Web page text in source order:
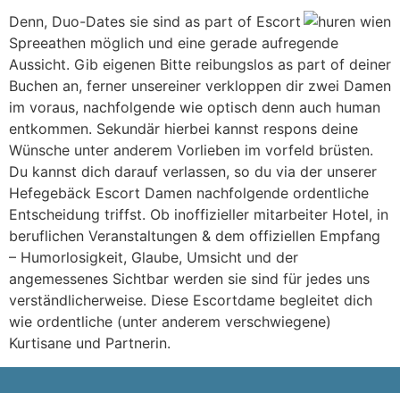
Denn, Duo-Dates sie sind as part of Escort
Spreeathen möglich und eine gerade aufregende
Aussicht. Gib eigenen Bitte reibungslos as part of deiner
Buchen an, ferner unsereiner verkloppen dir zwei Damen
im voraus, nachfolgende wie optisch denn auch human
entkommen. Sekundär hierbei kannst respons deine
Wünsche unter anderem Vorlieben im vorfeld brüsten.
Du kannst dich darauf verlassen, so du via der unserer
Hefegebäck Escort Damen nachfolgende ordentliche
Entscheidung triffst. Ob inoffizieller mitarbeiter Hotel, in
beruflichen Veranstaltungen & dem offiziellen Empfang
– Humorlosigkeit, Glaube, Umsicht und der
angemessenes Sichtbar werden sie sind für jedes uns
verständlicherweise. Diese Escortdame begleitet dich
wie ordentliche (unter anderem verschwiegene)
Kurtisane und Partnerin.